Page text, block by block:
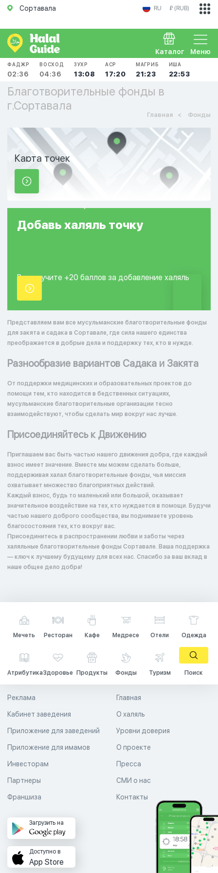
Сортавала RU ₽ (RUB)
Меню
Каталог
ФАДЖР
02:36
ВОСХОД
04:36
ЗУХР
13:08
АСР
17:20
МАГРИБ
21:23
ИША
22:53
Благотворительные фонды в
г.Сортавала
Главная Фонды
Карта точек
Добавь халяль точку
Вы получите +20 баллов за добавление халяль
точки.
Представляем вам все мусульманские благотворительные фонды
для закята и садака в Сортавале, где сила нашего единства
преображается в добрые дела и поддержку тех, кто в нужде.
Разнообразие вариантов Садака и Закята
От поддержки медицинских и образовательных проектов до
помощи тем, кто находится в бедственных ситуациях,
мусульманские благотворительные организации тесно
взаимодействуют, чтобы сделать мир вокруг нас лучше.
Присоединяйтесь к Движению
Приглашаем вас быть частью нашего движения добра, где каждый
взнос имеет значение. Вместе мы можем сделать больше,
поддерживая халал благотворительные фонды, чья миссия
охватывает множество благоприятных действий.
Каждый взнос, будь то маленький или большой, оказывает
значительное воздействие на тех, кто нуждается в помощи. Будучи
частью нашего доброго сообщества, вы поднимаете уровень
благосостояния тех, кто вокруг вас.
Присоединитесь в распространении любви и заботы через
халяльные благотворительные фонды Сортавале. Ваша поддержка
— ключ к лучшему будущему для всех нас. Спасибо за ваш вклад в
наше общее дело добра!
Мечеть Ресторан Кафе Медресе Отели Одежда
АтрибутикаЗдоровье Продукты Фонды Туризм Поиск
Главная
О халяль
Уровни доверия
Реклама
Кабинет заведения
Приложение для заведений
Приложение для имамов О проекте
Пресса
СМИ о нас
Контакты
Инвесторам
Партнеры
Франшиза
Загрузить на
Доступно в
App Store